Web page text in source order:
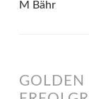
M Bähr
GOLDEN